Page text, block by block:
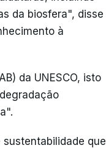
da biosfera", disse
à
da UNESCO, isto
que